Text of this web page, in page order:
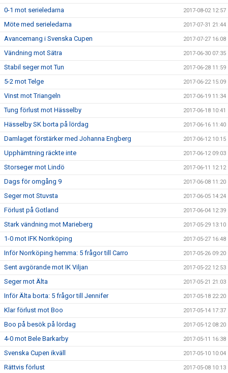
0-1 mot serieledarna 2017-08-02 12:57
Möte med serieledarna 2017-07-31 21:44
Avancemang i Svenska Cupen 2017-07-27 16:08
Vändning mot Sätra 2017-06-30 07:35
Stabil seger mot Tun 2017-06-28 11:59
5-2 mot Telge 2017-06-22 15:09
Vinst mot Triangeln 2017-06-19 11:34
Tung förlust mot Hässelby 2017-06-18 10:41
Hässelby SK borta på lördag 2017-06-16 11:40
Damlaget förstärker med Johanna Engberg 2017-06-12 10:15
Upphämtning räckte inte 2017-06-12 09:03
Storseger mot Lindö 2017-06-11 12:12
Dags för omgång 9 2017-06-08 11:20
Seger mot Stuvsta 2017-06-05 14:24
Förlust på Gotland 2017-06-04 12:39
Stark vändning mot Marieberg 2017-05-29 13:10
1-0 mot IFK Norrköping 2017-05-27 16:48
Inför Norrköping hemma: 5 frågor till Carro 2017-05-26 09:20
Sent avgörande mot IK Viljan 2017-05-22 12:53
Seger mot Älta 2017-05-21 21:03
Inför Älta borta: 5 frågor till Jennifer 2017-05-18 22:20
Klar förlust mot Boo 2017-05-14 17:37
Boo på besök på lördag 2017-05-12 08:20
4-0 mot Bele Barkarby 2017-05-11 16:38
Svenska Cupen ikväll 2017-05-10 10:04
Rättvis förlust 2017-05-08 10:13